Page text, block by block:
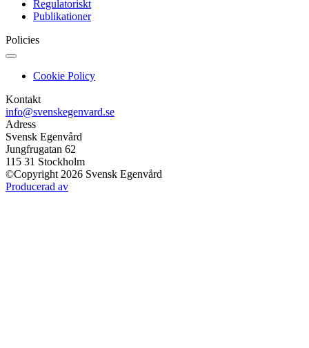
Regulatoriskt
Publikationer
Policies
Cookie Policy
Kontakt
info@svenskegenvard.se
Adress
Svensk Egenvård
Jungfrugatan 62
115 31 Stockholm
©Copyright 2026 Svensk Egenvård
Producerad av